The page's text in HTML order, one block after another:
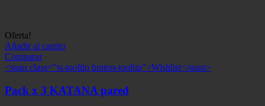
Oferta!
Añadir al carrito
Comparar
<span class="ts-tooltip button-tooltip">Wishlist</span>
Pack x 3 KATANA pared